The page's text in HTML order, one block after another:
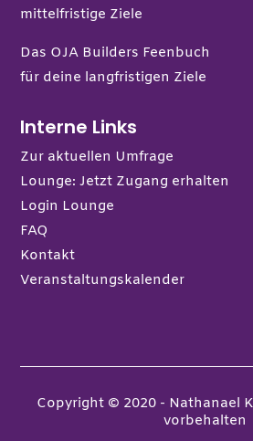
mittelfristige Ziele
Das OJA Builders Feenbuch
für deine langfristigen Ziele
Interne Links
Zur aktuellen Umfrage
Lounge: Jetzt Zugang erhalten
Login Lounge
FAQ
Kontakt
Veranstaltungskalender
Copyright © 2020 - Nathanael
vorbehalten